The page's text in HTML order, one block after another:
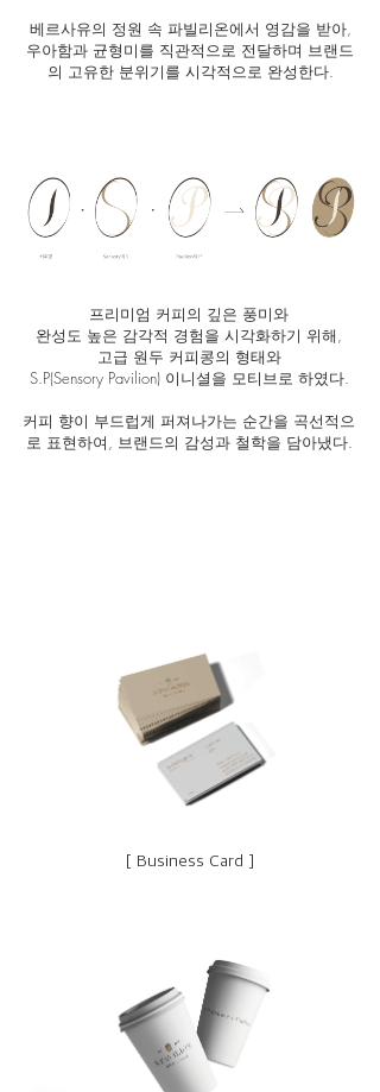
베르사유의 정원 속 파빌리온에서 영감을 받아,
우아함과 균형미를 직관적으로 전달하며 브랜드
의 고유한 분위기를 시각적으로 완성한다.
프리미엄 커피의 깊은 풍미와
완성도 높은 감각적 경험을 시각화하기 위해,
고급 원두 커피콩의 형태와
S.P(Sensory Pavilion) 이니셜을 모티브로 하였다.
커피 향이 부드럽게 퍼져나가는 순간을 곡선적으
로 표현하여, 브랜드의 감성과 철학을 담아냈다.
[ Business Card ]